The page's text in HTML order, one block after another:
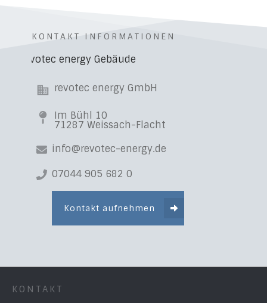
KONTAKT INFORMATIONEN
revotec energy GmbH
Im Bühl 10
71287 Weissach-Flacht
info@revotec-energy.de
07044 905 682 0
Kontakt aufnehmen
KONTAKT